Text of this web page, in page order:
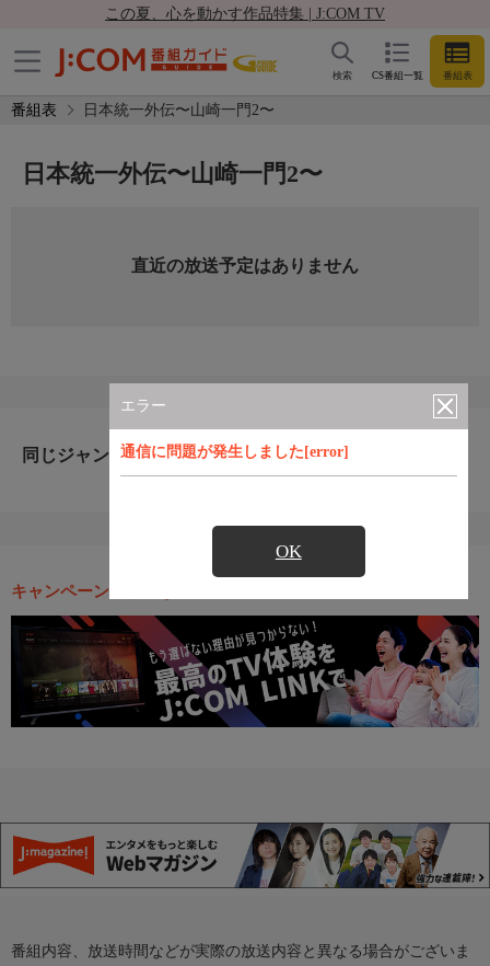
この夏、心を動かす作品特集 | J:COM TV
CS番組一覧 番組表
検索
番組表 日本統一外伝〜山崎一門2〜
エラー
通信に問題が発生しました[error]
OK
日本統一外伝〜山崎一門2〜
直近の放送予定はありません
同じジャンルのおすすめ番組
キャンペーン・お得な情報
番組内容、放送時間などが実際の放送内容と異なる場合がございま